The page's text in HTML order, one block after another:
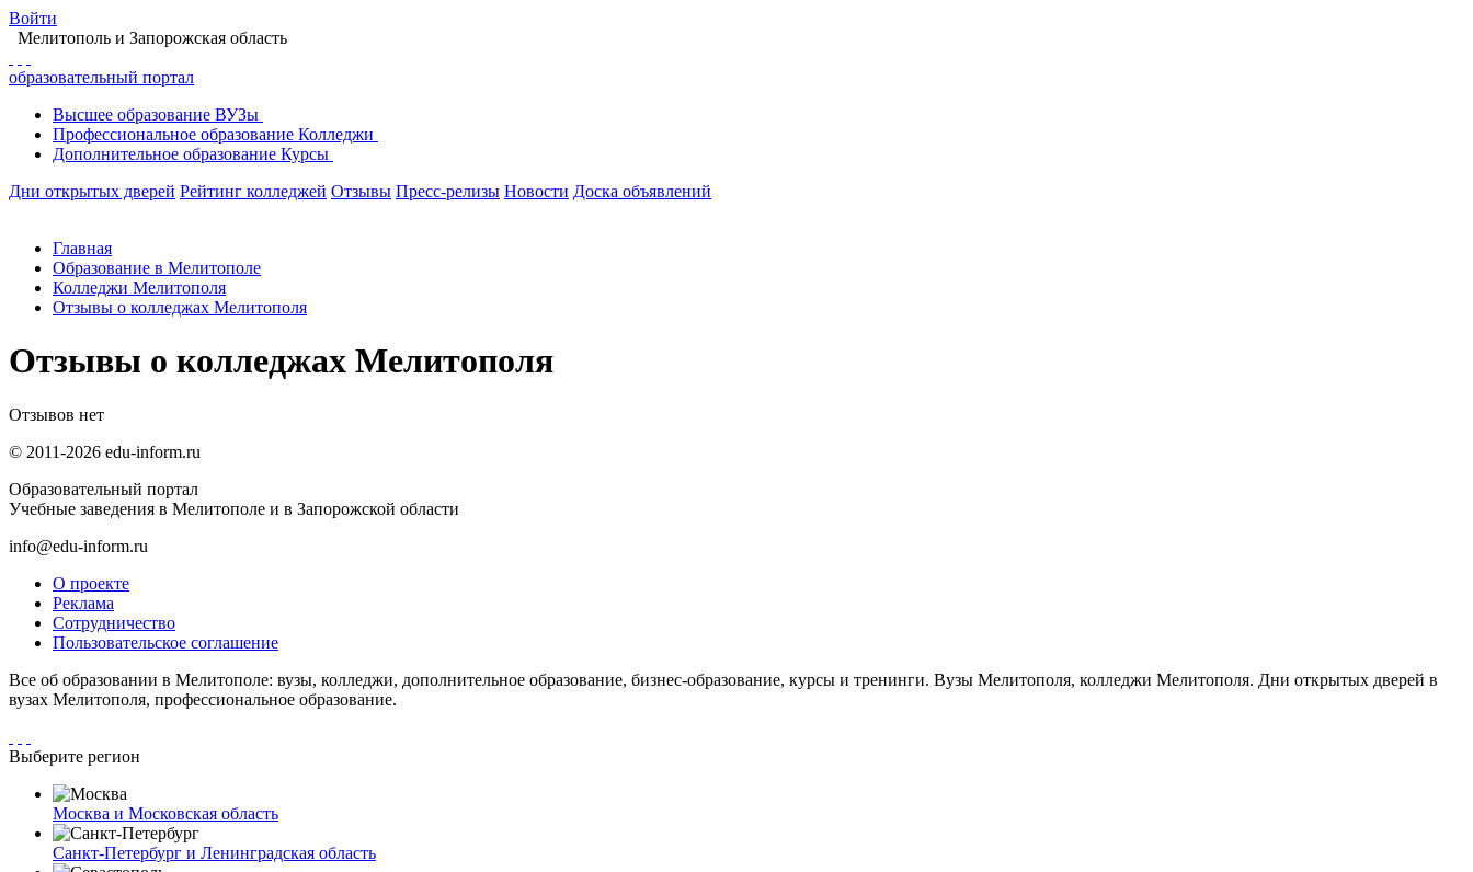
Войти
Мелитополь и Запорожская область
образовательный портал
Высшее образование ВУЗы
Профессиональное образование Колледжи
Дополнительное образование Курсы
Дни открытых дверей Рейтинг колледжей Отзывы Пресс-релизы Новости Доска объявлений
Главная
Образование в Мелитополе
Колледжи Мелитополя
Отзывы о колледжах Мелитополя
Отзывы о колледжах Мелитополя
Отзывов нет
© 2011-2026 edu-inform.ru
Образовательный портал
Учебные заведения в Мелитополе и в Запорожской области
info@edu-inform.ru
О проекте
Реклама
Сотрудничество
Пользовательское соглашение
Все об образовании в Мелитополе: вузы, колледжи, дополнительное образование, бизнес-образование, курсы и тренинги. Вузы Мелитополя, колледжи Мелитополя. Дни открытых дверей в
вузах Мелитополя, профессиональное образование.
Выберите регион
Москва и Московская область
Санкт-Петербург и Ленинградская область